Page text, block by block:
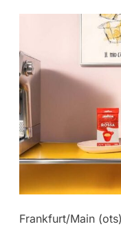
Frankfurt/Main